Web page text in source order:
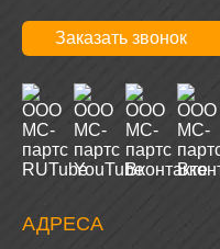
Заказать звонок
АДРЕСА